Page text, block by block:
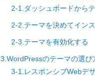
2-1.ダッシュボードから
2-2.テーマを決めてイン
2-3.テーマを有効化する
3.WordPressのテーマの選び
3-1.レスポンシブWebデ